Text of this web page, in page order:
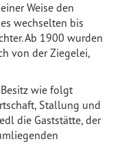
Weise den
wechselten bis
Ab 1900 wurden
von der Ziegelei,
wie folgt
Stallung und
die Gaststätte, der